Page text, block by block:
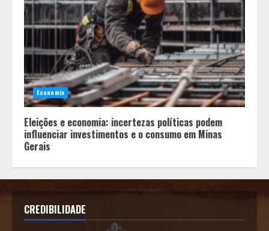
Economia
Eleições e economia: incertezas políticas podem
influenciar investimentos e o consumo em Minas
Gerais
CREDIBILIDADE